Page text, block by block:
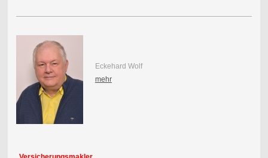
Eckehard Wolf
mehr